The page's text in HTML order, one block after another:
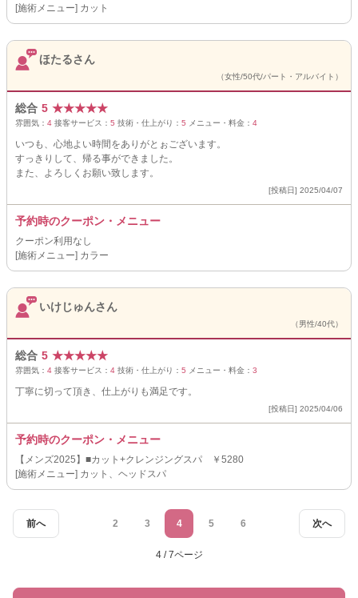
[施術メニュー] カット
ほたるさん
（女性/50代/パート・アルバイト）
総合 5 ★★★★★
雰囲気： 4 接客サービス： 5 技術・仕上がり： 5 メニュー・料金： 4
いつも、心地よい時間をありがとぉございます。
すっきりして、帰る事ができました。
また、よろしくお願い致します。
[投稿日] 2025/04/07
予約時のクーポン・メニュー
クーポン利用なし
[施術メニュー] カラー
いけじゅんさん
（男性/40代）
総合 5 ★★★★★
雰囲気： 4 接客サービス： 4 技術・仕上がり： 5 メニュー・料金： 3
丁寧に切って頂き、仕上がりも満足です。
[投稿日] 2025/04/06
予約時のクーポン・メニュー
【メンズ2025】■カット+クレンジングスパ ￥5280
[施術メニュー] カット、ヘッドスパ
前へ 次へ
2 3 4 5 6
4 / 7ページ